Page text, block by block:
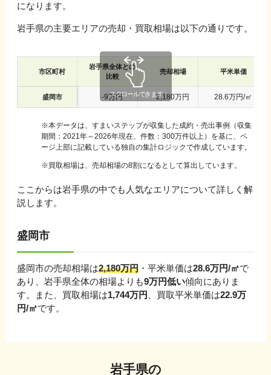
になります。
岩手県の主要エリアの売却・買取相場は以下の通りです。
市区町村
岩手県全体との
比較
売却相場 平米単価
盛岡市 -9万円 2,180万円 28.6万円/㎡
※本データは、すまいステップが収集した成約・売出事例（収集
期間：2021年～2026年現在、件数：300万件以上）を基に、ペ
ージ上部に記載している独自の集計ロジックで作成しています。
※買取相場は、売却相場の8割になるとして算出しています。
ここからは岩手県の中でも人気なエリアについて詳しく解
説します。
盛岡市
盛岡市の売却相場は2,180万円 ・平米単価は28.6万円/㎡で
あり、 岩手県全体の相場よりも9万円低い傾向にありま
す。
また、買取相場は1,744万円 、買取平米単価は22.9万
円/㎡です。
岩手県の